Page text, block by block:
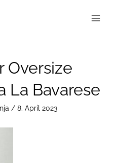
Oversize
La Bavarese
/ 8. April 2023